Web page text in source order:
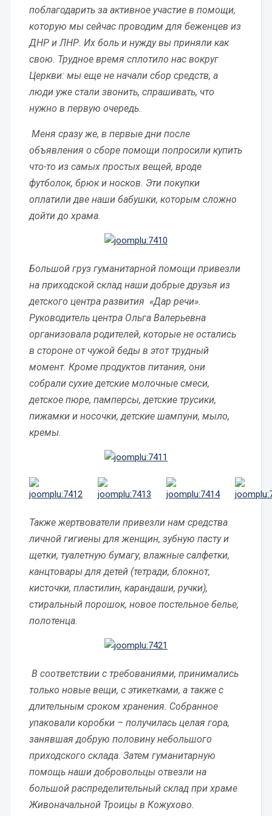
поблагодарить за активное участие в помощи,
которую мы сейчас проводим для беженцев из
ДНР и ЛНР. Их боль и нужду вы приняли как
свою. Трудное время сплотило нас вокруг
Церкви: мы еще не начали сбор средств, а
люди уже стали звонить, спрашивать, что
нужно в первую очередь.
Меня сразу же, в первые дни после
объявления о сборе помощи попросили купить
что-то из самых простых вещей, вроде
футболок, брюк и носков. Эти покупки
оплатили две наши бабушки, которым сложно
дойти до храма.
Большой груз гуманитарной помощи привезли
на приходской склад наши добрые друзья из
детского центра развития «Дар речи».
Руководитель центра Ольга Валерьевна
организовала родителей, которые не остались
в стороне от чужой беды в этот трудный
момент. Кроме продуктов питания, они
собрали сухие детские молочные смеси,
детское пюре, памперсы, детские трусики,
пижамки и носочки, детские шампуни, мыло,
кремы.
Также жертвователи привезли нам средства
личной гигиены для женщин, зубную пасту и
щетки, туалетную бумагу, влажные салфетки,
канцтовары для детей (тетради, блокнот,
кисточки, пластилин, карандаши, ручки),
стиральный порошок, новое постельное белье,
полотенца.
В соответствии с требованиями, принимались
только новые вещи, с этикетками, а также с
длительным сроком хранения. Собранное
упаковали коробки – получилась целая гора,
занявшая добрую половину небольшого
приходского склада. Затем гуманитарную
помощь наши добровольцы отвезли на
большой распределительный склад при храме
Живоначальной Троицы в Кожухово.